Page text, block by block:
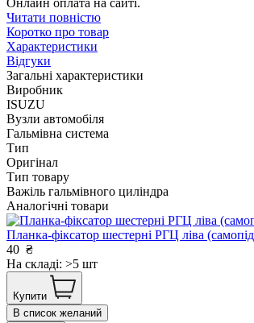
Онлайн оплата на сайті.
Читати повністю
Коротко про товар
Характеристики
Відгуки
Загальні характеристики
Виробник
ISUZU
Вузли автомобіля
Гальмівна система
Тип
Оригінал
Тип товару
Важіль гальмівного циліндра
Аналогічні товари
Планка-фіксатор шестерні РГЦ ліва
40 ₴
На складі: >5 шт
Купити
В список желаний